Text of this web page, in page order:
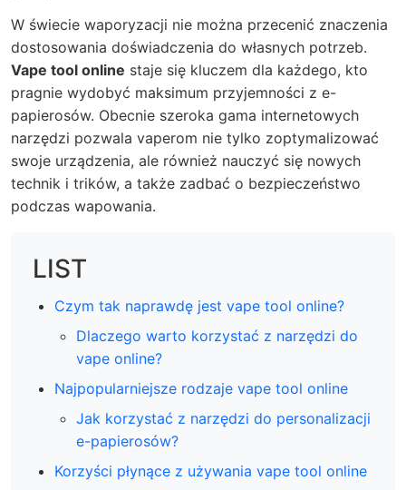
W świecie waporyzacji nie można przecenić znaczenia
dostosowania doświadczenia do własnych potrzeb.
Vape tool online staje się kluczem dla każdego, kto
pragnie wydobyć maksimum przyjemności z e-
papierosów. Obecnie szeroka gama internetowych
narzędzi pozwala vaperom nie tylko zoptymalizować
swoje urządzenia, ale również nauczyć się nowych
technik i trików, a także zadbać o bezpieczeństwo
podczas wapowania.
LIST
Czym tak naprawdę jest vape tool online?
Dlaczego warto korzystać z narzędzi do
vape online?
Najpopularniejsze rodzaje vape tool online
Jak korzystać z narzędzi do personalizacji
e-papierosów?
Korzyści płynące z używania vape tool online